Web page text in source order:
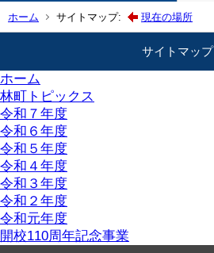
ホーム サイトマップ: 現在の場所
サイトマップ
ホーム
林町トピックス
令和７年度
令和６年度
令和５年度
令和４年度
令和３年度
令和２年度
令和元年度
開校110周年記念事業